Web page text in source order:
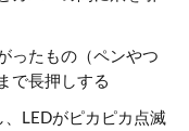
ったもの（ペンやつ
で長押しする
LEDがピカピカ点滅